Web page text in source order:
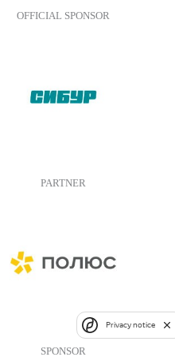
OFFICIAL SPONSOR
PARTNER
SPONSOR
Privacy notice